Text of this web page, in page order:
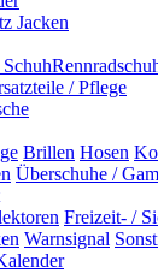
Jacken
/ Pflege
Brillen Hosen
Überschuhe /
Freizeit- /
Warnsignal